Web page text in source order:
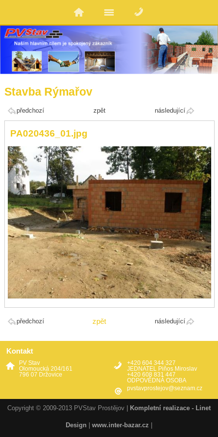
Stavba Rýmařov
předchozí následující
zpět
PA020436_01.jpg
předchozí následující
zpět
Kontakt
PV Stav
Olomoucká 204/161
796 07 Držovice
+420 604 344 327
JEDNATEL Piňos Miroslav
+420 608 831 447
ODPOVĚDNÁ OSOBA
pvstavprostejov@seznam.cz
Copyright © 2009-2013 PVStav Prostějov | Kompletní realizace - Linet
Design www.inter-bazar.cz